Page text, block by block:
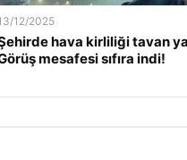
12/2025
hava kirliliği tavan
mesafesi sıfıra indi!